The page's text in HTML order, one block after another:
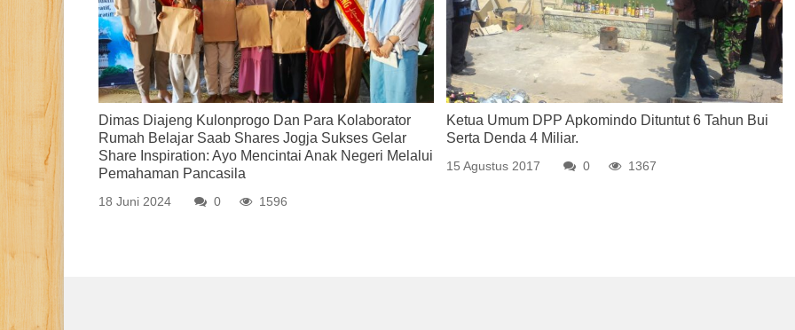
Dimas Diajeng Kulonprogo Dan Para Kolaborator
Rumah Belajar Saab Shares Jogja Sukses Gelar
Share Inspiration: Ayo Mencintai Anak Negeri Melalui
Pemahaman Pancasila
18 Juni 2024 0 1596
Ketua Umum DPP Apkomindo Dituntut 6 Tahun Bui
Serta Denda 4 Miliar.
15 Agustus 2017 0 1367